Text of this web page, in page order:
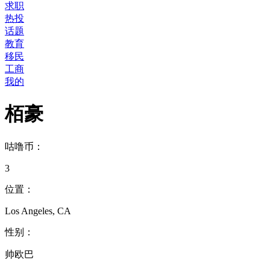
求职
热投
话题
教育
移民
工商
我的
栢豪
咕噜币：
3
位置：
Los Angeles, CA
性别：
帅欧巴